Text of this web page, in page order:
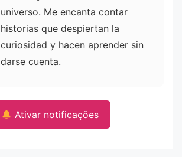
universo. Me encanta contar
historias que despiertan la
curiosidad y hacen aprender sin
darse cuenta.
Ativar notificações